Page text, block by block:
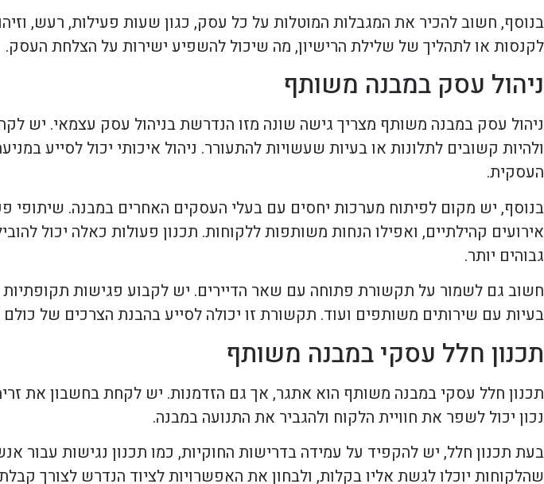
בנוסף, חשוב להכיר את המגבלות המוטלות על כל עסק, כגון שעות פעילות, רעש,
לקנסות או לתהליך של שלילת הרישיון, מה שיכול להשפיע ישירות על הצלחת העסק.
ניהול עסק במבנה משותף
ניהול עסק במבנה משותף מצריך גישה שונה מזו הנדרשת בניהול עסק עצמאי. יש
ולהיות קשובים לתלונות או בעיות שעשויות להתעורר. ניהול איכותי יכול לסייע
העסקית.
בנוסף, יש מקום לפיתוח מערכות יחסים עם בעלי העסקים האחרים במבנה. שיתופי
אירועים קהילתיים, ואפילו הנחות משותפות ללקוחות. תכנון פעולות כאלה יכול
גבוהים יותר.
חשוב גם לשמור על תקשורת פתוחה עם שאר הדיירים. יש לקבוע פגישות תקופתיות
בעיות עם שירותים משותפים ועוד. תקשורת זו יכולה לסייע בהבנת הצרכים של
תכנון חלל עסקי במבנה משותף
תכנון חלל עסקי במבנה משותף הוא אתגר, אך גם הזדמנות. יש לקחת בחשבון את
נכון יכול לשפר את חוויית הלקוח ולהגביר את התנועה במבנה.
בעת תכנון חלל, יש להקפיד על עמידה בדרישות החוקיות, כמו תכנון נגישות עבור
שהלקוחות יוכלו לגשת אליו בקלות, ולבחון את האפשרויות לציוד הנדרש לצורך